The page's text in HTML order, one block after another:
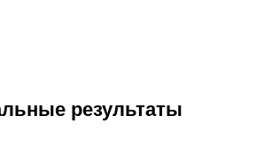
результаты